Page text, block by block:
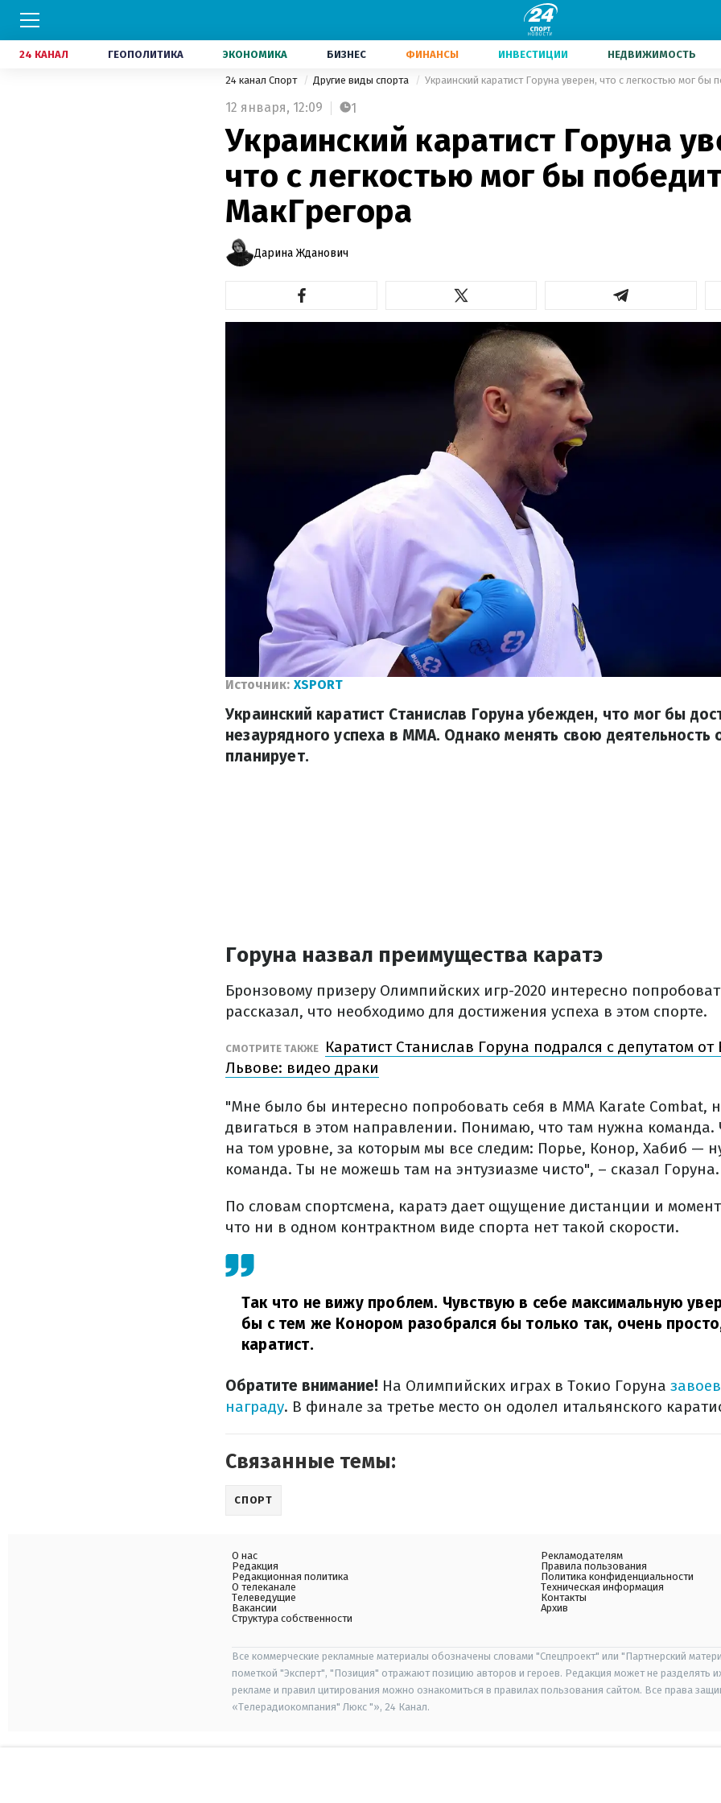
24 КАНАЛ ГЕОПОЛИТИКА ЭКОНОМИКА БИЗНЕС ФИНАНСЫ ИНВЕСТИЦИИ НЕДВИЖИМОСТЬ
24 канал Спорт Другие виды спорта Украинский каратист Горуна уверен, что с легкостью мог бы
12 января, 12:09 1
Украинский каратист Горуна
что с легкостью мог бы
МакГрегора
Дарина Жданович
Источник: XSPORT
Украинский каратист Станислав Горуна убежден, что мог бы
незаурядного успеха в MMA. Однако менять свою деятельность
планирует.
Горуна назвал преимущества каратэ
Бронзовому призеру Олимпийских игр-2020 интересно
рассказал, что необходимо для достижения успеха в этом спорте.
СМОТРИТЕ ТАКЖЕ
Каратист Станислав Горуна подрался с депутатом
Львове: видео драки
"Мне было бы интересно попробовать себя в ММА Karate Combat,
двигаться в этом направлении. Понимаю, что там нужна команда.
на том уровне, за которым мы все следим: Порье, Конор, Хабиб —
команда. Ты не можешь там на энтузиазме чисто", – сказал Горуна.
По словам спортсмена, каратэ дает ощущение дистанции и
что ни в одном контрактном виде спорта нет такой скорости.
Так что не вижу проблем. Чувствую в себе максимальную
бы с тем же Конором разобрался бы только так, очень
каратист.
Обратите внимание! На Олимпийских играх в Токио Горуна
награду. В финале за третье место он одолел итальянского
Связанные темы:
СПОРТ
О нас
Редакция
Редакционная политика
О телеканале
Телеведущие
Вакансии
Структура собственности
Рекламодателям
Правила пользования
Политика конфиденциальности
Техническая информация
Контакты
Архив
Все коммерческие рекламные материалы обозначены словами "Спецпроект" или "Партнерский
пометкой "Эксперт", "Позиция" отражают позицию авторов и героев. Редакция может не разделять
рекламе и правил цитирования можно ознакомиться в правилах пользования сайтом. Все права
«Телерадиокомпания" Люкс "», 24 Канал.